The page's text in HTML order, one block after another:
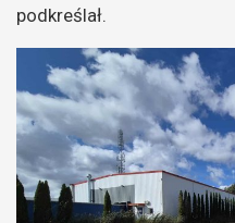
podkreślał.